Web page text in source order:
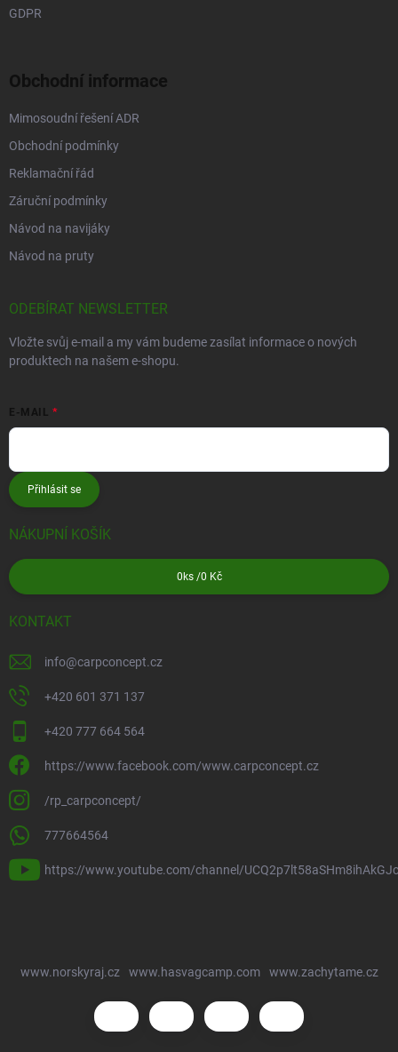
GDPR
Obchodní informace
Mimosoudní řešení ADR
Obchodní podmínky
Reklamační řád
Záruční podmínky
Návod na navijáky
Návod na pruty
ODEBÍRAT NEWSLETTER
Vložte svůj e-mail a my vám budeme zasílat informace o nových
produktech na našem e-shopu.
E-MAIL
Přihlásit se
NÁKUPNÍ KOŠÍK
0ks /0 Kč
KONTAKT
info@carpconcept.cz
+420 601 371 137
+420 777 664 564
https://www.facebook.com/www.carpconcept.cz
/rp_carpconcept/
777664564
https://www.youtube.com/channel/
www.norskyraj.cz www.hasvagcamp.com www.zachytame.cz